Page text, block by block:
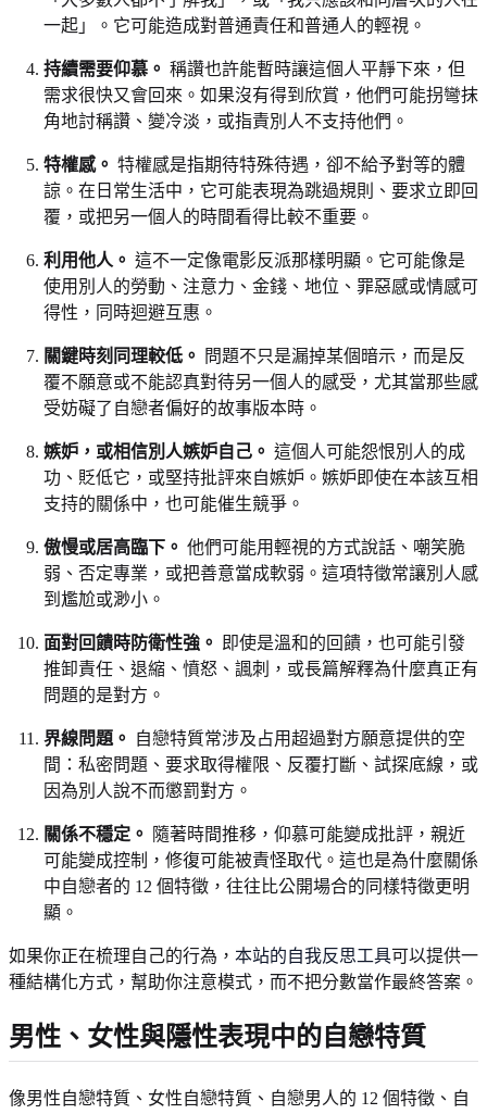
一起」。它可能造成對普通責任和普通人的輕視。
持續需要仰慕。 稱讚也許能暫時讓這個人平靜下來，但
需求很快又會回來。如果沒有得到欣賞，他們可能拐彎抹
角地討稱讚、變冷淡，或指責別人不支持他們。
特權感。 特權感是指期待特殊待遇，卻不給予對等的體
諒。在日常生活中，它可能表現為跳過規則、要求立即回
覆，或把另一個人的時間看得比較不重要。
利用他人。 這不一定像電影反派那樣明顯。它可能像是
使用別人的勞動、注意力、金錢、地位、罪惡感或情感可
得性，同時迴避互惠。
關鍵時刻同理較低。
問題不只是漏掉某個暗示，而是反
覆不願意或不能認真對待另一個人的感受，尤其當那些感
受妨礙了自戀者偏好的故事版本時。
嫉妒，或相信別人嫉妒自己。 這個人可能怨恨別人的成
功、貶低它，或堅持批評來自嫉妒。嫉妒即使在本該互相
支持的關係中，也可能催生競爭。
傲慢或居高臨下。 他們可能用輕視的方式說話、嘲笑脆
弱、否定專業，或把善意當成軟弱。這項特徵常讓別人感
到尷尬或渺小。
面對回饋時防衛性強。
即使是溫和的回饋，也可能引發
推卸責任、退縮、憤怒、諷刺，或長篇解釋為什麼真正有
問題的是對方。
界線問題。
自戀特質常涉及占用超過對方願意提供的空
間：私密問題、要求取得權限、反覆打斷、試探底線，或
因為別人說不而懲罰對方。
關係不穩定。
隨著時間推移，仰慕可能變成批評，親近
可能變成控制，修復可能被責怪取代。這也是為什麼關係
中自戀者的 12 個特徵，往往比公開場合的同樣特徵更明
顯。
如果你正在梳理自己的行為， 本站的自我反思工具可以提供一
種結構化方式，幫助你注意模式，而不把分數當作最終答案。
男性、女性與隱性表現中的自戀特質
像男性自戀特質、女性自戀特質、自戀男人的 12 個特徵、自